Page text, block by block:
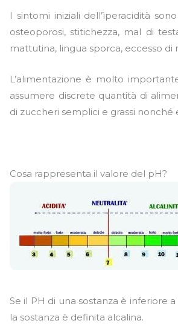
I sintomi iniziali dell’ìperacidità
osteoporosi, stitichezza, mal di
mattutina, lingua sporca, eccesso di
L’alimentazione è molto
assumere discrete quantità di
di zuccheri semplici e grassi
Cosa rappresenta il valore del pH?
Se il PH di una sostanza è inferiore
la sostanza è definita alcalina.